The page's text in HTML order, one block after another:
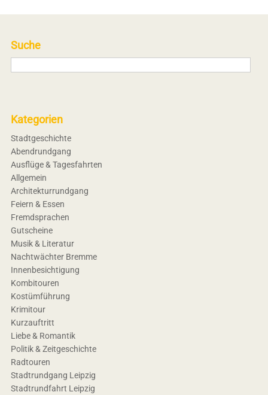
Suche
Kategorien
Stadtgeschichte
Abendrundgang
Ausflüge & Tagesfahrten
Allgemein
Architekturrundgang
Feiern & Essen
Fremdsprachen
Gutscheine
Musik & Literatur
Nachtwächter Bremme
Innenbesichtigung
Kombitouren
Kostümführung
Krimitour
Kurzauftritt
Liebe & Romantik
Politik & Zeitgeschichte
Radtouren
Stadtrundgang Leipzig
Stadtrundfahrt Leipzig